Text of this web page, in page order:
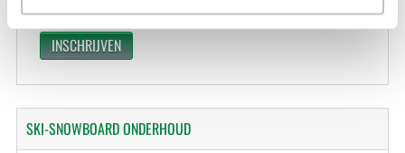
Schrijf je in voor onze nieuwsbrief!
SKI-SNOWBOARDONDERHOUD